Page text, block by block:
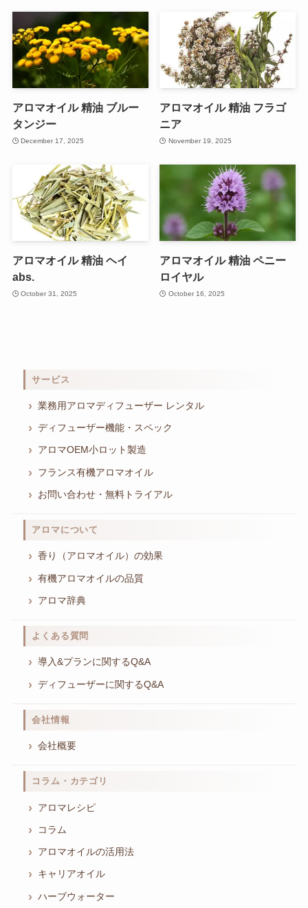
アロマオイル 精油 ブルー
タンジー
December 17, 2025
アロマオイル 精油 フラゴ
ニア
November 19, 2025
アロマオイル 精油 ヘイ
abs.
October 31, 2025
アロマオイル 精油 ペニー
ロイヤル
October 16, 2025
サービス
業務用アロマディフューザー レンタル
ディフューザー機能・スペック
アロマOEM小ロット製造
フランス有機アロマオイル
お問い合わせ・無料トライアル
アロマについて
香り（アロマオイル）の効果
有機アロマオイルの品質
アロマ辞典
よくある質問
導入&プランに関するQ&A
ディフューザーに関するQ&A
会社情報
会社概要
コラム・カテゴリ
アロマレシピ
コラム
アロマオイルの活用法
キャリアオイル
ハーブウォーター